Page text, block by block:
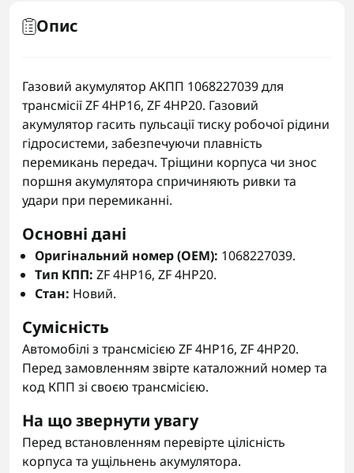
Опис
Газовий акумулятор АКПП 1068227039 для
трансмісії ZF 4HP16, ZF 4HP20. Газовий
акумулятор гасить пульсації тиску робочої рідини
гідросистеми, забезпечуючи плавність
перемикань передач. Тріщини корпуса чи знос
поршня акумулятора спричиняють ривки та
удари при перемиканні.
Основні дані
Оригінальний номер (OEM): 1068227039.
Тип КПП: ZF 4HP16, ZF 4HP20.
Стан: Новий.
Сумісність
Автомобілі з трансмісією ZF 4HP16, ZF 4HP20.
Перед замовленням звірте каталожний номер та
код КПП зі своєю трансмісією.
На що звернути увагу
Перед встановленням перевірте цілісність
корпуса та ущільнень акумулятора.